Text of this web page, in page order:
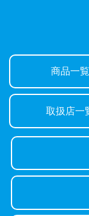
商品一覧
取扱店一